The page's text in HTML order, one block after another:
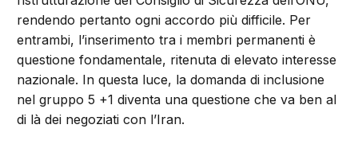
rendendo pertanto ogni accordo più difficile. Per
entrambi, l’inserimento tra i membri permanenti è
questione fondamentale, ritenuta di elevato interesse
nazionale. In questa luce, la domanda di inclusione
nel gruppo 5 +1 diventa una questione che va ben al
di là dei negoziati con l’Iran.